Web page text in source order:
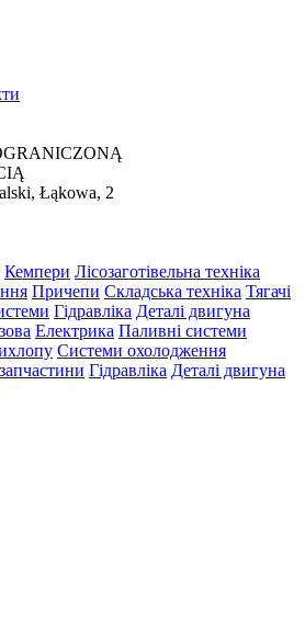
Łąkowa, 2
Кемпери Лісозаготівельна техніка
Причепи Складська техніка Тягачі
Гідравліка Деталі двигуна
Електрика Паливні системи
Системи охолодження
Гідравліка Деталі двигуна